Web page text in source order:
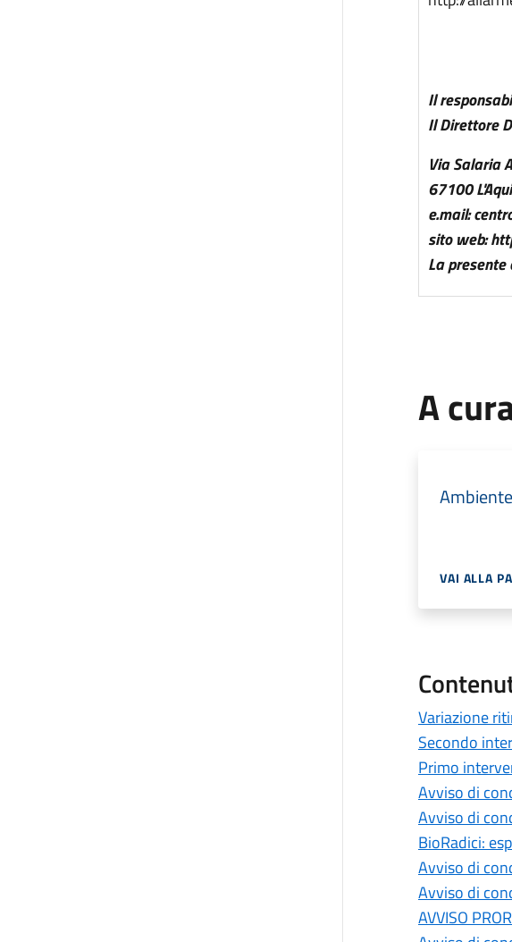
Il
Il Direttore
Via Salaria
67100
e.mail:
sito web:
La
A
VAI ALLA
Variazione
Secondo
Primo
Avviso di
Avviso di
BioRadici:
Avviso di
Avviso di
AVVISO